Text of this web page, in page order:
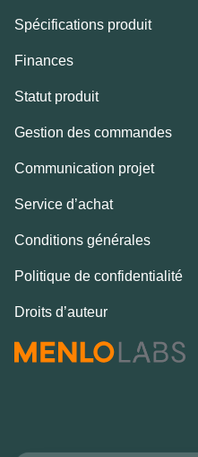
Spécifications produit
Finances
Statut produit
Gestion des commandes
Communication projet
Service d’achat
Conditions générales
Politique de confidentialité
Droits d’auteur